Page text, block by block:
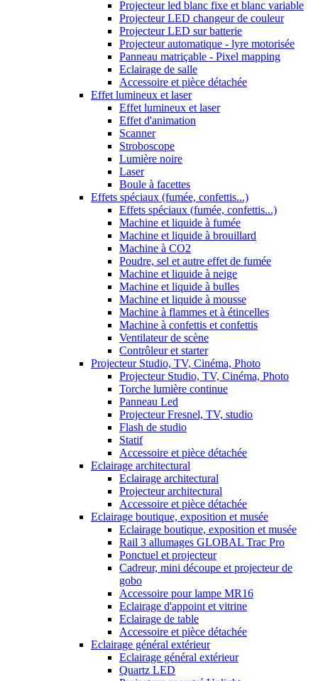
Projecteur led blanc fixe et blanc variable
Projecteur LED changeur de couleur
Projecteur LED sur batterie
Projecteur automatique - lyre motorisée
Panneau matriçable - Pixel mapping
Eclairage de salle
Accessoire et pièce détachée
Effet lumineux et laser
Effet lumineux et laser
Effet d'animation
Scanner
Stroboscope
Lumière noire
Laser
Boule à facettes
Effets spéciaux (fumée, confettis...)
Effets spéciaux (fumée, confettis...)
Machine et liquide à fumée
Machine et liquide à brouillard
Machine à CO2
Poudre, sel et autre effet de fumée
Machine et liquide à neige
Machine et liquide à bulles
Machine et liquide à mousse
Machine à flammes et à étincelles
Machine à confettis et confettis
Ventilateur de scène
Contrôleur et starter
Projecteur Studio, TV, Cinéma, Photo
Projecteur Studio, TV, Cinéma, Photo
Torche lumière continue
Panneau Led
Projecteur Fresnel, TV, studio
Flash de studio
Statif
Accessoire et pièce détachée
Eclairage architectural
Eclairage architectural
Projecteur architectural
Accessoire et pièce détachée
Eclairage boutique, exposition et musée
Eclairage boutique, exposition et musée
Rail 3 allumages GLOBAL Trac Pro
Ponctuel et projecteur
Cadreur, mini découpe et projecteur de
gobo
Accessoire pour lampe MR16
Eclairage d'appoint et vitrine
Eclairage de table
Accessoire et pièce détachée
Eclairage général extérieur
Eclairage général extérieur
Quartz LED